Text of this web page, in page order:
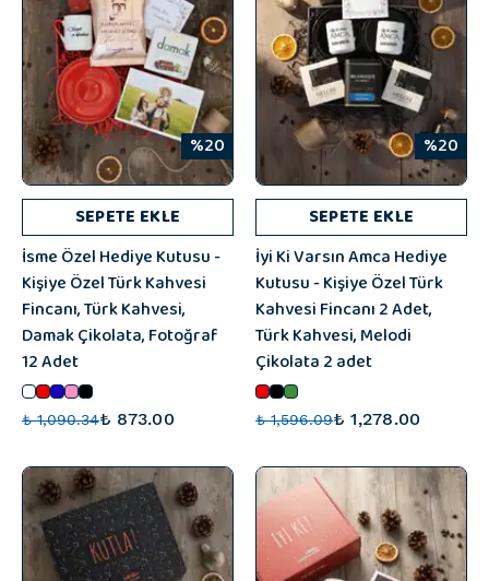
%20
SEPETE EKLE
İsme Özel Hediye Kutusu -
Kişiye Özel Türk Kahvesi
Fincanı, Türk Kahvesi,
Damak Çikolata, Fotoğraf
12 Adet
₺ 1,090.34₺ 873.00
%20
SEPETE EKLE
İyi Ki Varsın Amca Hediye
Kutusu - Kişiye Özel Türk
Kahvesi Fincanı 2 Adet,
Türk Kahvesi, Melodi
Çikolata 2 adet
₺ 1,596.09₺ 1,278.00